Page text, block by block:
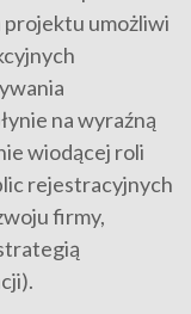
projektu umożliwi
na wyraźną
wiodącej roli
rejestracyjnych
firmy,